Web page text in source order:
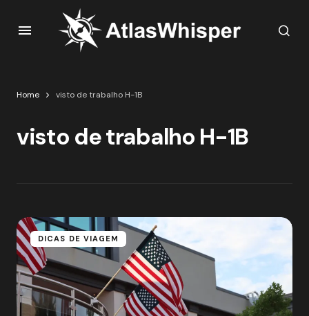
Home visto de trabalho H-1B
visto de trabalho H-1B
DICAS DE VIAGEM